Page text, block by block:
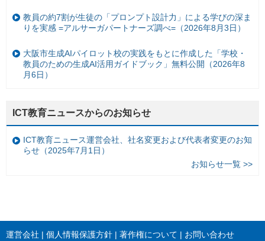
教員の約7割が生徒の「プロンプト設計力」による学びの深ま
りを実感 =アルサーガパートナーズ調べ=（2026年8月3日）
大阪市生成AIパイロット校の実践をもとに作成した「学校・
教員のための生成AI活用ガイドブック」無料公開（2026年8
月6日）
ICT教育ニュースからのお知らせ
ICT教育ニュース運営会社、社名変更および代表者変更のお知
らせ（2025年7月1日）
お知らせ一覧 >>
運営会社 個人情報保護方針 著作権について お問い合わせ